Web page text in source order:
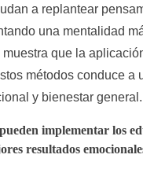
a replantear
una mentalidad
que la
métodos conduce a
y bienestar general.
implementar los
resultados